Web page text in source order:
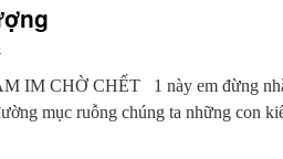
Trương
Đình
Phượng
IM CHỜ CHẾT 1 này em đừng
mục ruỗng chúng ta những con